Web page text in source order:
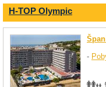
H-TOP Olympic
-